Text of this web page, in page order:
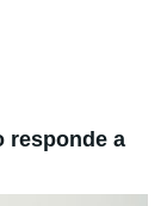
responde a